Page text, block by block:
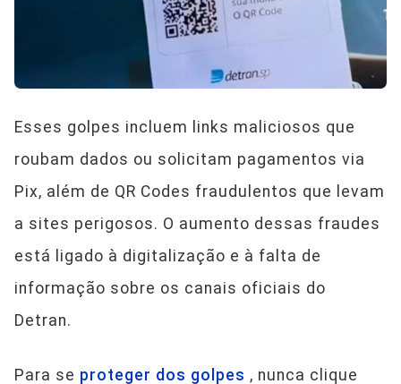
Esses golpes incluem links maliciosos que
roubam dados ou solicitam pagamentos via
Pix, além de QR Codes fraudulentos que levam
a sites perigosos. O aumento dessas fraudes
está ligado à digitalização e à falta de
informação sobre os canais oficiais do
Detran.
Para se proteger dos golpes , nunca clique